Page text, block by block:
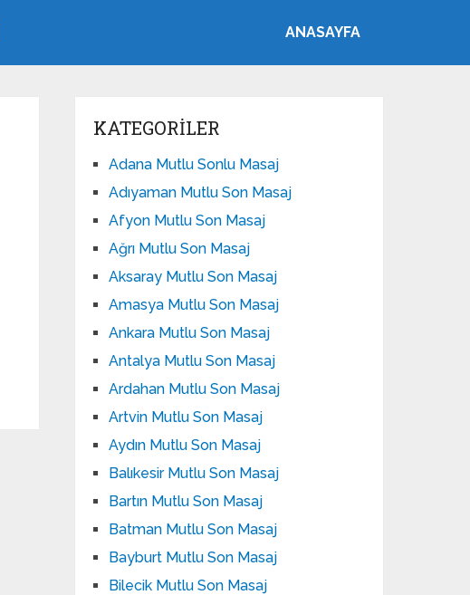
ANASAYFA
KATEGORILER
Adana Mutlu Sonlu Masaj
Adıyaman Mutlu Son Masaj
Afyon Mutlu Son Masaj
Ağrı Mutlu Son Masaj
Aksaray Mutlu Son Masaj
Amasya Mutlu Son Masaj
Ankara Mutlu Son Masaj
Antalya Mutlu Son Masaj
Ardahan Mutlu Son Masaj
Artvin Mutlu Son Masaj
Aydın Mutlu Son Masaj
Balıkesir Mutlu Son Masaj
Bartın Mutlu Son Masaj
Batman Mutlu Son Masaj
Bayburt Mutlu Son Masaj
Bilecik Mutlu Son Masaj